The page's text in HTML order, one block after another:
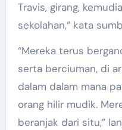
Travis, girang,
sekolahan,” kata
“Mereka terus
serta berciuman, di
dalam dalam mana
orang hilir mudik.
beranjak dari situ,”